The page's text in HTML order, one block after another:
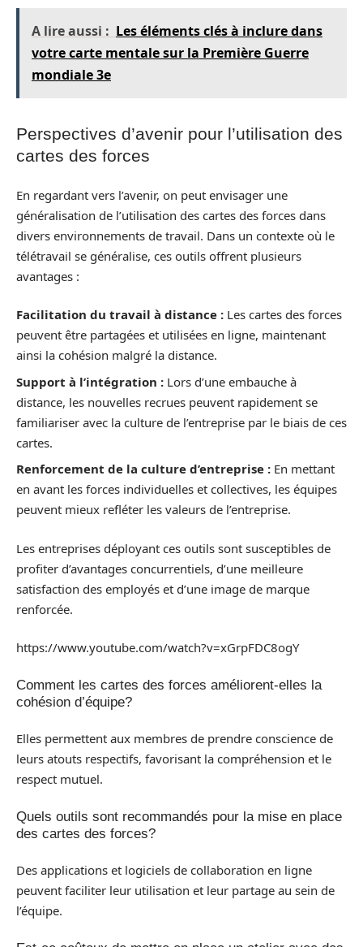
A lire aussi : Les éléments clés à inclure dans
votre carte mentale sur la Première Guerre
mondiale 3e
Perspectives d’avenir pour l’utilisation des
cartes des forces
En regardant vers l’avenir, on peut envisager une
généralisation de l’utilisation des cartes des forces dans
divers environnements de travail. Dans un contexte où le
télétravail se généralise, ces outils offrent plusieurs
avantages :
Facilitation du travail à distance : Les cartes des forces
peuvent être partagées et utilisées en ligne, maintenant
ainsi la cohésion malgré la distance.
Support à l’intégration : Lors d’une embauche à
distance, les nouvelles recrues peuvent rapidement se
familiariser avec la culture de l’entreprise par le biais de ces
cartes.
Renforcement de la culture d’entreprise : En mettant
en avant les forces individuelles et collectives, les équipes
peuvent mieux refléter les valeurs de l’entreprise.
Les entreprises déployant ces outils sont susceptibles de
profiter d’avantages concurrentiels, d’une meilleure
satisfaction des employés et d’une image de marque
renforcée.
https://www.youtube.com/watch?v=xGrpFDC8ogY
Comment les cartes des forces améliorent-elles la
cohésion d’équipe?
Elles permettent aux membres de prendre conscience de
leurs atouts respectifs, favorisant la compréhension et le
respect mutuel.
Quels outils sont recommandés pour la mise en place
des cartes des forces?
Des applications et logiciels de collaboration en ligne
peuvent faciliter leur utilisation et leur partage au sein de
l’équipe.